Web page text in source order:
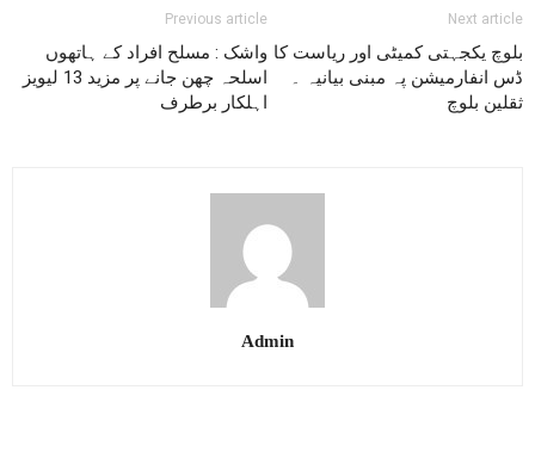
Previous article
واشک : مسلح افراد کے ہاتھوں
اسلحہ چھن جانے پر مزید 13 لیویز
اہلکار برطرف
Next article
بلوچ یکجہتی کمیٹی اور ریاست کا
ڈس انفارمیشن پہ مبنی بیانیہ ۔
ثقلین بلوچ
Admin